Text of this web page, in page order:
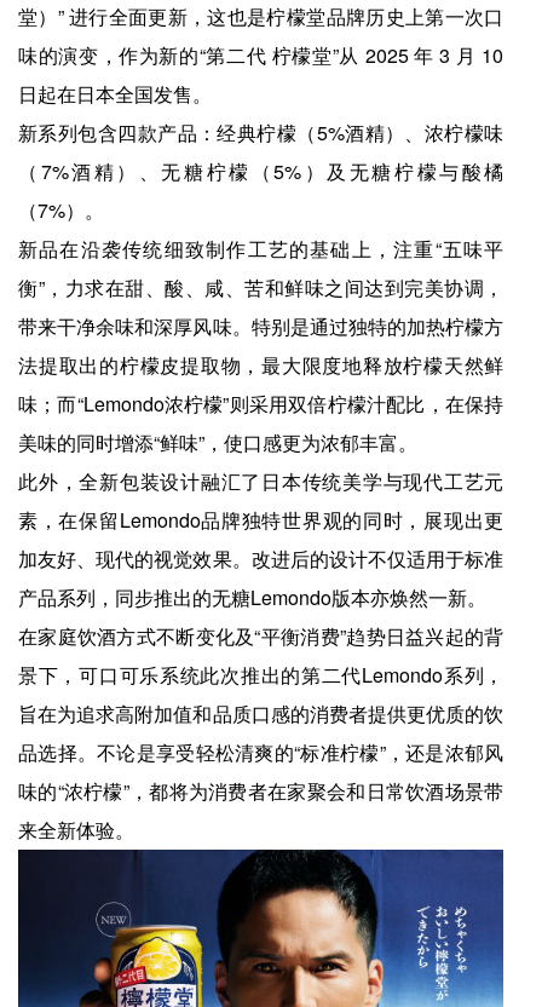
堂）” 进行全面更新，这也是柠檬堂品牌历史上第一次口
味的演变，作为新的“第二代 柠檬堂”从 2025 年 3 月 10
日起在日本全国发售。
新系列包含四款产品：经典柠檬（5%酒精）、浓柠檬味
（7%酒精）、无糖柠檬（5%）及无糖柠檬与酸橘
（7%）。
新品在沿袭传统细致制作工艺的基础上，注重“五味平
衡”，力求在甜、酸、咸、苦和鲜味之间达到完美协调，
带来干净余味和深厚风味。特别是通过独特的加热柠檬方
法提取出的柠檬皮提取物，最大限度地释放柠檬天然鲜
味；而“Lemondo浓柠檬”则采用双倍柠檬汁配比，在保持
美味的同时增添“鲜味”，使口感更为浓郁丰富。
此外，全新包装设计融汇了日本传统美学与现代工艺元
素，在保留Lemondo品牌独特世界观的同时，展现出更
加友好、现代的视觉效果。改进后的设计不仅适用于标准
产品系列，同步推出的无糖Lemondo版本亦焕然一新。
在家庭饮酒方式不断变化及“平衡消费”趋势日益兴起的背
景下，可口可乐系统此次推出的第二代Lemondo系列，
旨在为追求高附加值和品质口感的消费者提供更优质的饮
品选择。不论是享受轻松清爽的“标准柠檬”，还是浓郁风
味的“浓柠檬”，都将为消费者在家聚会和日常饮酒场景带
来全新体验。